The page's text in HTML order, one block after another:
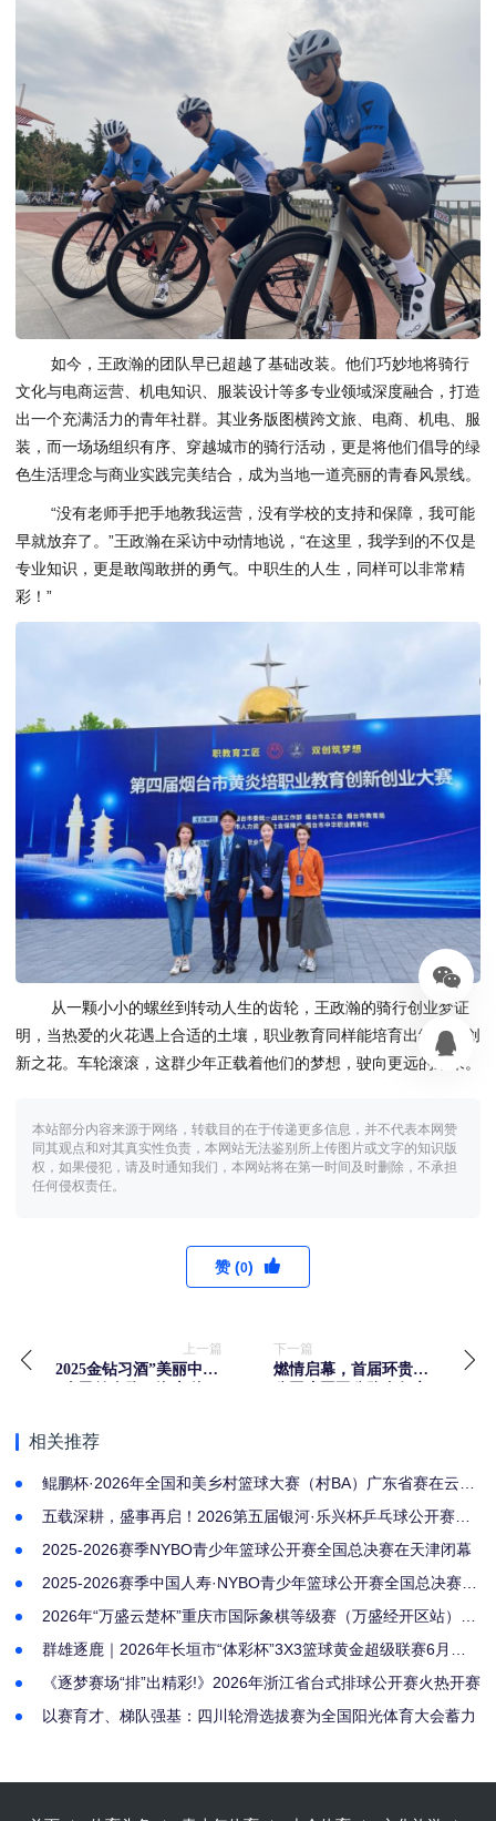
如今，王政瀚的团队早已超越了基础改装。他们巧妙地将骑行
文化与电商运营、机电知识、服装设计等多专业领域深度融合，打造
出一个充满活力的青年社群。其业务版图横跨文旅、电商、机电、服
装，而一场场组织有序、穿越城市的骑行活动，更是将他们倡导的绿
色生活理念与商业实践完美结合，成为当地一道亮丽的青春风景线。
“没有老师手把手地教我运营，没有学校的支持和保障，我可能
早就放弃了。”王政瀚在采访中动情地说，“在这里，我学到的不仅是
专业知识，更是敢闯敢拼的勇气。中职生的人生，同样可以非常精
彩！”
从一颗小小的螺丝到转动人生的齿轮，王政瀚的骑行创业梦证
明，当热爱的火花遇上合适的土壤，职业教育同样能培育出绚丽的创
新之花。车轮滚滚，这群少年正载着他们的梦想，驶向更远的未来。
本站部分内容来源于网络，转载目的在于传递更多信息，并不代表本网赞
同其观点和对其真实性负责，本网站无法鉴别所上传图片或文字的知识版
权，如果侵犯，请及时通知我们，本网站将在第一时间及时删除，不承担
任何侵权责任。
赞 (0)
上一篇
2025金钻习酒”美丽中国∙
下一篇
燃情启幕，首届环贵州
相关推荐
鲲鹏杯·2026年全国和美乡村篮球大赛（村BA）广东省赛在云浮
五载深耕，盛事再启！2026第五届银河·乐兴杯乒乓球公开赛燃
2025-2026赛季NYBO青少年篮球公开赛全国总决赛在天津闭幕
2025-2026赛季中国人寿·NYBO青少年篮球公开赛全国总决赛启
2026年“万盛云楚杯”重庆市国际象棋等级赛（万盛经开区站）圆
群雄逐鹿｜2026年长垣市“体彩杯”3X3篮球黄金超级联赛6月月
《逐梦赛场“排”出精彩!》2026年浙江省台式排球公开赛火热开赛
以赛育才、梯队强基：四川轮滑选拔赛为全国阳光体育大会蓄力